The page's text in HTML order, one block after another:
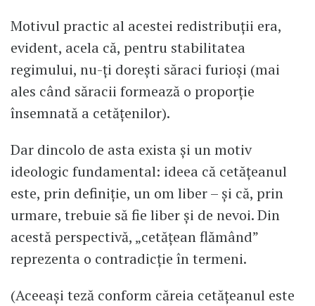
Motivul practic al acestei redistribuții era,
evident, acela că, pentru stabilitatea
regimului, nu-ți dorești săraci furioși (mai
ales când săracii formează o proporție
însemnată a cetățenilor).
Dar dincolo de asta exista și un motiv
ideologic fundamental: ideea că cetățeanul
este, prin definiție, un om liber – și că, prin
urmare, trebuie să fie liber și de nevoi. Din
acestă perspectivă, „cetățean flămând”
reprezenta o contradicție în termeni.
(Aceeași teză conform căreia cetățeanul este